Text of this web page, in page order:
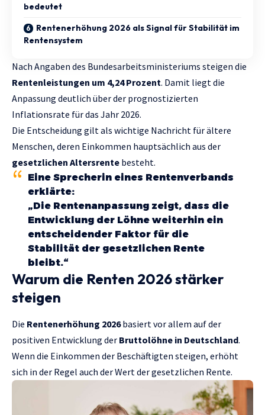
bedeutet
Rentenerhöhung 2026 als Signal für Stabilität im
Rentensystem
Nach Angaben des Bundesarbeitsministeriums steigen die
Rentenleistungen um 4,24 Prozent. Damit liegt die
Anpassung deutlich über der prognostizierten
Inflationsrate für das Jahr 2026.
Die Entscheidung gilt als wichtige Nachricht für ältere
Menschen, deren Einkommen hauptsächlich aus der
gesetzlichen Altersrente besteht.
Eine Sprecherin eines Rentenverbands
erklärte:
„Die Rentenanpassung zeigt, dass die
Entwicklung der Löhne weiterhin ein
entscheidender Faktor für die
Stabilität der gesetzlichen Rente
bleibt.“
Warum die Renten 2026 stärker
steigen
Die Rentenerhöhung 2026basiert vor allem auf der
positiven Entwicklung der Bruttolöhne in Deutschland.
Wenn die Einkommen der Beschäftigten steigen, erhöht
sich in der Regel auch der Wert der gesetzlichen Rente.